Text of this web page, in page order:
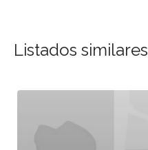
Listados similares